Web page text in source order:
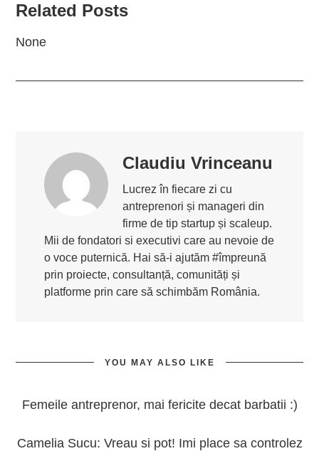
Related Posts
None
Claudiu Vrinceanu
Lucrez în fiecare zi cu
antreprenori și manageri din
firme de tip startup și scaleup.
Mii de fondatori si executivi care au nevoie de
o voce puternică. Hai să-i ajutăm #împreună
prin proiecte, consultanță, comunități și
platforme prin care să schimbăm România.
YOU MAY ALSO LIKE
Femeile antreprenor, mai fericite decat barbatii :)
Camelia Sucu: Vreau si pot! Imi place sa controlez